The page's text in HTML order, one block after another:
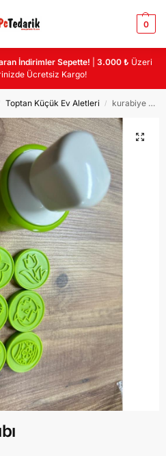
0
İndirimler Sepette! |3.000 ₺ Üzeri
Ücretsiz Kargo!
Toptan Küçük Ev Aletleri / kurabiye şekil kalıbı